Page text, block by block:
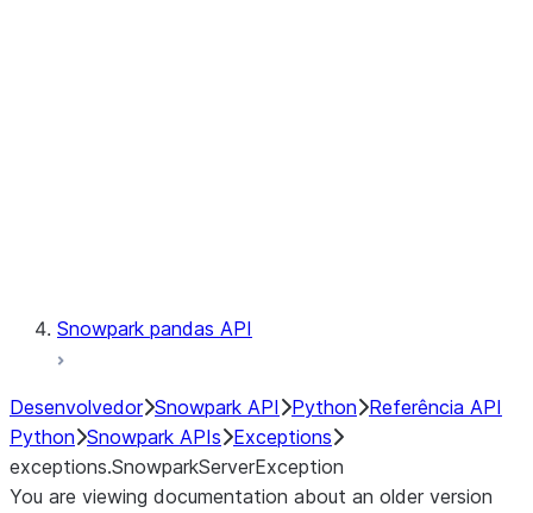
Snowpark pandas API
Desenvolvedor Snowpark API Python Referência API
Python Snowpark APIs Exceptions
exceptions.SnowparkServerException
You are viewing documentation about an older version